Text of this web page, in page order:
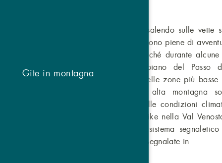
Gite in montagna
Da malga a malga o salendo sulle vette
bike nella Val Venosta sono piene di
senso della parola. Perché durante
italiano. Anche l’altopiano del Passo
possibilità: I percorsi nelle zone più
principianti, quelli in alta montagna
professionisti. Grazie alle condizioni
percorsi da mountain bike nella Val
grande vantaggio è il sistema
bike: Tutte le gite sono segnalate in